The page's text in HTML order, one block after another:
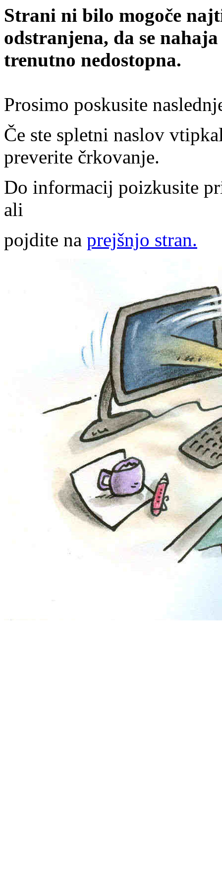
Strani ni bilo mogoče
odstranjena, da se
trenutno nedostopna.
Prosimo poskusite
Če ste spletni naslov
preverite črkovanje.
Do informacij poizkusite
ali
pojdite na prejšnjo stran.